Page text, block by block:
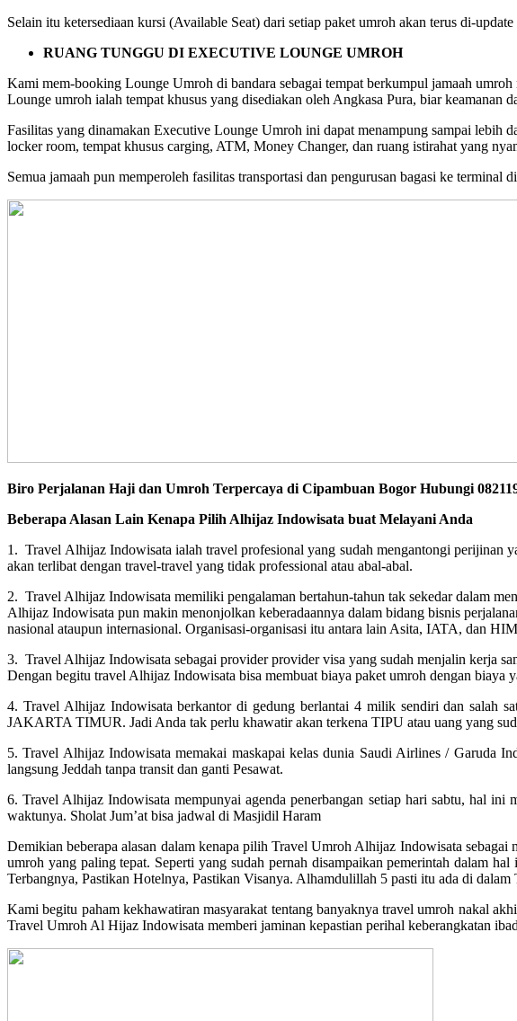
Selain itu ketersediaan kursi (Available Seat) dari setiap paket umroh akan terus di-
RUANG TUNGGU DI EXECUTIVE LOUNGE UMROH
Kami mem-booking Lounge Umroh di bandara sebagai tempat berkumpul jamaah umroh
Lounge umroh ialah tempat khusus yang disediakan oleh Angkasa Pura, biar keamanan
Fasilitas yang dinamakan Executive Lounge Umroh ini dapat menampung sampai lebih
locker room, tempat khusus carging, ATM, Money Changer, dan ruang istirahat yang
Semua jamaah pun memperoleh fasilitas transportasi dan pengurusan bagasi ke
Biro Perjalanan Haji dan Umroh Terpercaya di Cipambuan Bogor Hubungi
Beberapa Alasan Lain Kenapa Pilih Alhijaz Indowisata buat Melayani Anda
1. Travel Alhijaz Indowisata ialah travel profesional yang sudah mengantongi perijinan
akan terlibat dengan travel-travel yang tidak professional atau abal-abal.
2. Travel Alhijaz Indowisata memiliki pengalaman bertahun-tahun tak sekedar dalam
Alhijaz Indowisata pun makin menonjolkan keberadaannya dalam bidang bisnis
nasional ataupun internasional. Organisasi-organisasi itu antara lain Asita, IATA, dan
3. Travel Alhijaz Indowisata sebagai provider provider visa yang sudah menjalin kerja
Dengan begitu travel Alhijaz Indowisata bisa membuat biaya paket umroh dengan
4. Travel Alhijaz Indowisata berkantor di gedung berlantai 4 milik sendiri dan salah
JAKARTA TIMUR. Jadi Anda tak perlu khawatir akan terkena TIPU atau uang yang
5. Travel Alhijaz Indowisata memakai maskapai kelas dunia Saudi Airlines / Garuda
langsung Jeddah tanpa transit dan ganti Pesawat.
6. Travel Alhijaz Indowisata mempunyai agenda penerbangan setiap hari sabtu, hal
waktunya. Sholat Jum’at bisa jadwal di Masjidil Haram
Demikian beberapa alasan dalam kenapa pilih Travel Umroh Alhijaz Indowisata
umroh yang paling tepat. Seperti yang sudah pernah disampaikan pemerintah dalam
Terbangnya, Pastikan Hotelnya, Pastikan Visanya. Alhamdulillah 5 pasti itu ada di
Kami begitu paham kekhawatiran masyarakat tentang banyaknya travel umroh nakal
Travel Umroh Al Hijaz Indowisata memberi jaminan kepastian perihal keberangkatan